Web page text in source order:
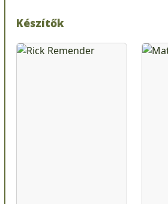
Készítők